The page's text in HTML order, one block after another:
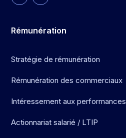
Rémunération
Stratégie de rémunération
Rémunération des commerciaux
Intéressement aux performances
Actionnariat salarié / LTIP